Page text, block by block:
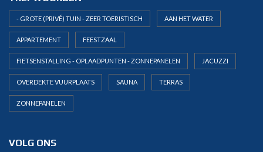
- GROTE (PRIVÉ) TUIN - ZEER TOERISTISCH AAN HET WATER
APPARTEMENT FEESTZAAL
FIETSENSTALLING - OPLAADPUNTEN - ZONNEPANELEN JACUZZI
OVERDEKTE VUURPLAATS SAUNA TERRAS
ZONNEPANELEN
VOLG ONS